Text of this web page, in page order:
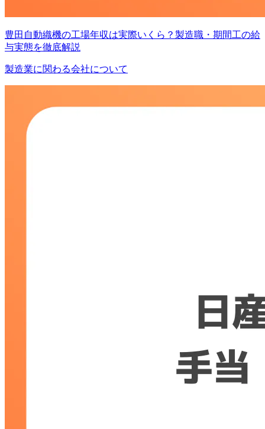
豊田自動織機の工場年収は実際いくら？製造職・期間工の給
与実態を徹底解説
製造業に関わる会社について